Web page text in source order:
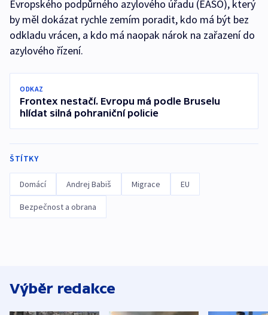
Evropského podpůrného azylového úřadu (EASO), který
by měl dokázat rychle zemím poradit, kdo má být bez
odkladu vrácen, a kdo má naopak nárok na zařazení do
azylového řízení.
ODKAZ
Frontex nestačí. Evropu má podle Bruselu
hlídat silná pohraniční policie
ŠTÍTKY
Domácí Andrej Babiš Migrace EU
Bezpečnost a obrana
Výběr redakce